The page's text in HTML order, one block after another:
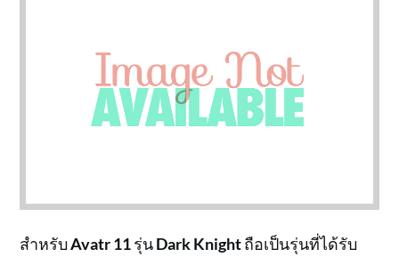
สำหรับAvatr 11รุ่นDark Knightถือเป็นรุ่นที่ได้รับ